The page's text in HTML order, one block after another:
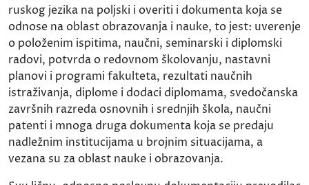
ruskog jezika na poljski i overiti i dokumenta koja se
odnose na oblast obrazovanja i nauke, to jest: uverenje
o položenim ispitima, naučni, seminarski i diplomski
radovi, potvrda o redovnom školovanju, nastavni
planovi i programi fakulteta, rezultati naučnih
istraživanja, diplome i dodaci diplomama, svedočanska
završnih razreda osnovnih i srednjih škola, naučni
patenti i mnoga druga dokumenta koja se predaju
nadležnim institucijama u brojnim situacijama, a
vezana su za oblast nauke i obrazovanja.